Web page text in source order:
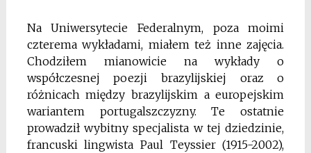
Na Uniwersytecie Federalnym, poza moimi
czterema wykładami, miałem też inne zajęcia.
Chodziłem mianowicie na wykłady o
współczesnej poezji brazylijskiej oraz o
różnicach między brazylijskim a europejskim
wariantem portugalszczyzny. Te ostatnie
prowadził wybitny specjalista w tej dziedzinie,
francuski lingwista Paul Teyssier (1915-2002),